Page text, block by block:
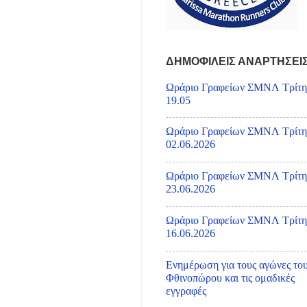
ΔΗΜΟΦΙΛΕΙΣ
Ωράριο Γραφείων ΣΜΝΛ Τρίτη
19.05
Ωράριο Γραφείων ΣΜΝΛ Τρίτη
02.06.2026
Ωράριο Γραφείων ΣΜΝΛ Τρίτη
23.06.2026
Ωράριο Γραφείων ΣΜΝΛ Τρίτη
16.06.2026
Ενημέρωση για τους αγώνες
Φθινοπώρου και τις ομαδικές
εγγραφές